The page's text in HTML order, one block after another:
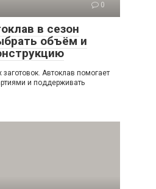
0
в сезон
объём и
Автоклав помогает
и поддерживать